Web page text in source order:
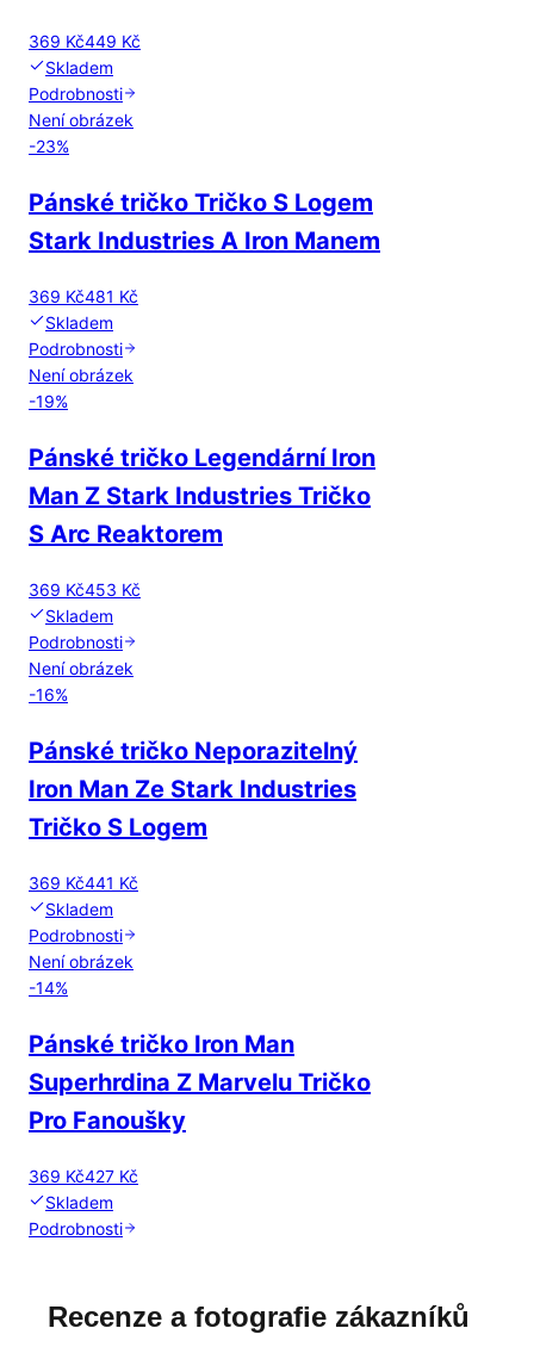
369 Kč449 Kč
Skladem
Podrobnosti
Není obrázek
-23%
Pánské tričko Tričko S Logem
Stark Industries A Iron Manem
369 Kč481 Kč
Skladem
Podrobnosti
Není obrázek
-19%
Pánské tričko Legendární Iron
Man Z Stark Industries Tričko
S Arc Reaktorem
369 Kč453 Kč
Skladem
Podrobnosti
Není obrázek
-16%
Pánské tričko Neporazitelný
Iron Man Ze Stark Industries
Tričko S Logem
369 Kč441 Kč
Skladem
Podrobnosti
Není obrázek
-14%
Pánské tričko Iron Man
Superhrdina Z Marvelu Tričko
Pro Fanoušky
369 Kč427 Kč
Skladem
Podrobnosti
Recenze a fotografie zákazníků